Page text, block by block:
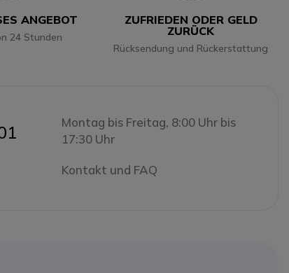
ANGEBOT
24 Stunden
ZUFRIEDEN ODER GELD
ZURÜCK
Rücksendung und Rückerstattung
Montag bis Freitag, 8:00 Uhr bis
17:30 Uhr
Kontakt und FAQ